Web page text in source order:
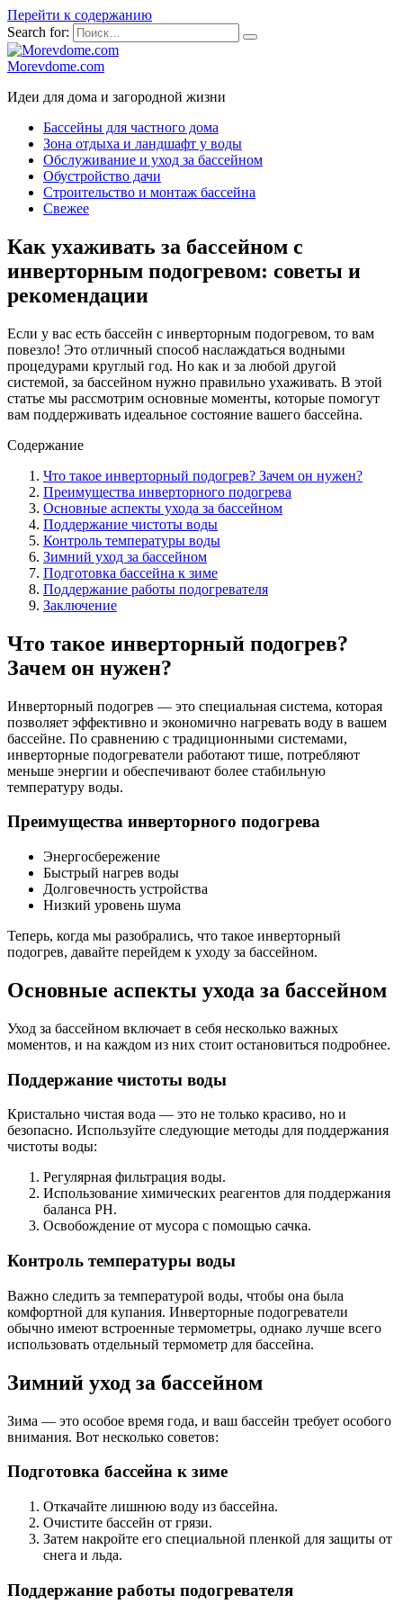
Перейти к содержанию
Search for:
Morevdome.com
Идеи для дома и загородной жизни
Бассейны для частного дома
Зона отдыха и ландшафт у воды
Обслуживание и уход за бассейном
Обустройство дачи
Строительство и монтаж бассейна
Свежее
Как ухаживать за бассейном с
инверторным подогревом: советы и
рекомендации
Если у вас есть бассейн с инверторным подогревом, то вам
повезло! Это отличный способ наслаждаться водными
процедурами круглый год. Но как и за любой другой
системой, за бассейном нужно правильно ухаживать. В этой
статье мы рассмотрим основные моменты, которые помогут
вам поддерживать идеальное состояние вашего бассейна.
Содержание
Что такое инверторный подогрев? Зачем он нужен?
Преимущества инверторного подогрева
Основные аспекты ухода за бассейном
Поддержание чистоты воды
Контроль температуры воды
Зимний уход за бассейном
Подготовка бассейна к зиме
Поддержание работы подогревателя
Заключение
Что такое инверторный подогрев?
Зачем он нужен?
Инверторный подогрев — это специальная система, которая
позволяет эффективно и экономично нагревать воду в вашем
бассейне. По сравнению с традиционными системами,
инверторные подогреватели работают тише, потребляют
меньше энергии и обеспечивают более стабильную
температуру воды.
Преимущества инверторного подогрева
Энергосбережение
Быстрый нагрев воды
Долговечность устройства
Низкий уровень шума
Теперь, когда мы разобрались, что такое инверторный
подогрев, давайте перейдем к уходу за бассейном.
Основные аспекты ухода за бассейном
Уход за бассейном включает в себя несколько важных
моментов, и на каждом из них стоит остановиться подробнее.
Поддержание чистоты воды
Кристально чистая вода — это не только красиво, но и
безопасно. Используйте следующие методы для поддержания
чистоты воды:
Регулярная фильтрация воды.
Использование химических реагентов для поддержания
баланса PH.
Освобождение от мусора с помощью сачка.
Контроль температуры воды
Важно следить за температурой воды, чтобы она была
комфортной для купания. Инверторные подогреватели
обычно имеют встроенные термометры, однако лучше всего
использовать отдельный термометр для бассейна.
Зимний уход за бассейном
Зима — это особое время года, и ваш бассейн требует особого
внимания. Вот несколько советов:
Подготовка бассейна к зиме
Откачайте лишнюю воду из бассейна.
Очистите бассейн от грязи.
Затем накройте его специальной пленкой для защиты от
снега и льда.
Поддержание работы подогревателя